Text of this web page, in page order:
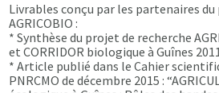
Livrables conçu par les partenaires
AGRICOBIO :
* Synthèse du projet de recherche
et CORRIDOR biologique à Guînes
* Article publié dans le Cahier
PNRCMO de décembre 2015 :